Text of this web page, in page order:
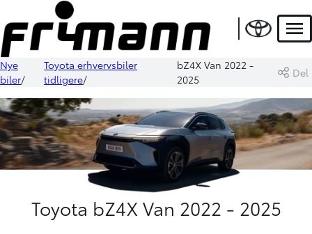
Nye
biler
Toyota erhvervsbiler
tidligere
bZ4X Van 2022 -
2025
Del
Toyota bZ4X Van 2022 - 2025